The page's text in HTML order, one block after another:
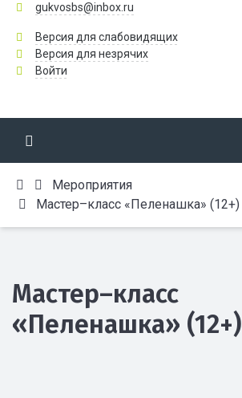
gukvosbs@inbox.ru
Версия для слабовидящих
Версия для незрячих
Войти
Мероприятия
Мастер–класс «Пеленашка» (12+)
Мастер–класс
«Пеленашка» (12+)